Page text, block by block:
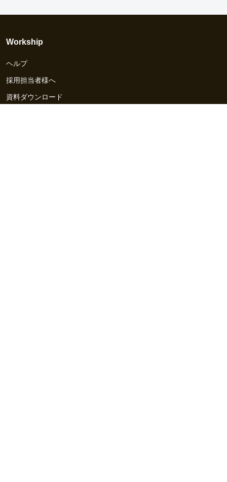
Workship
ヘルプ
採用担当者様へ
資料ダウンロード